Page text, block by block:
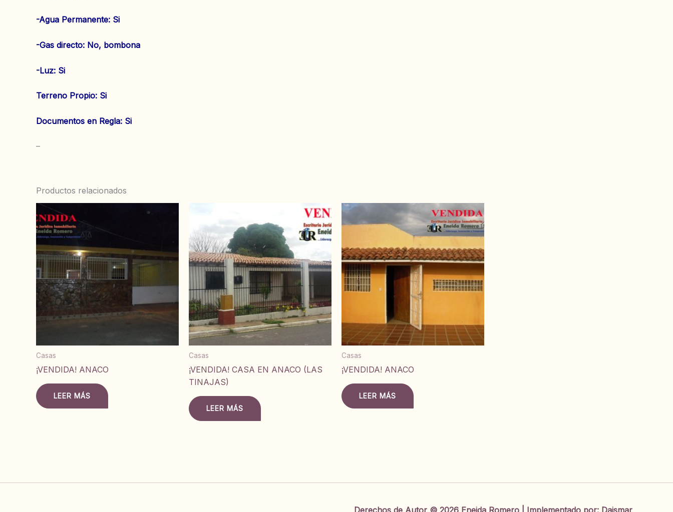
‌-Agua Permanente: Si
‌-Gas directo: No, bombona
‌-Luz: Si
Terreno Propio: Si
Documentos en Regla: Si
–
Productos relacionados
Casas
¡VENDIDA! ANACO
LEER MÁS
Casas
¡VENDIDA! CASA EN ANACO (LAS
TINAJAS)
LEER MÁS
Casas
¡VENDIDA! ANACO
LEER MÁS
Derechos de Autor © 2026 Eneida Romero | Implementado por: Daismar